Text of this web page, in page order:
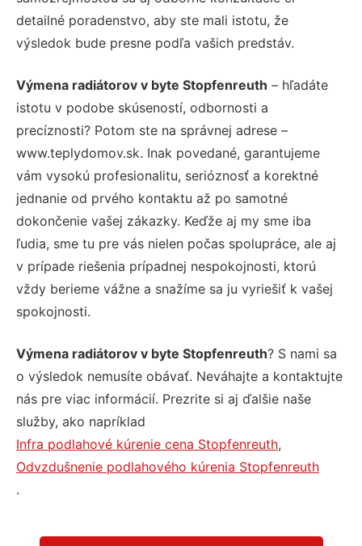
detailné poradenstvo, aby ste mali istotu, že
výsledok bude presne podľa vašich predstáv.
Výmena radiátorov v byte Stopfenreuth – hľadáte
istotu v podobe skúseností, odbornosti a
precíznosti? Potom ste na správnej adrese –
www.teplydomov.sk. Inak povedané, garantujeme
vám vysokú profesionalitu, serióznosť a korektné
jednanie od prvého kontaktu až po samotné
dokončenie vašej zákazky. Keďže aj my sme iba
ľudia, sme tu pre vás nielen počas spolupráce, ale aj
v prípade riešenia prípadnej nespokojnosti, ktorú
vždy berieme vážne a snažíme sa ju vyriešiť k vašej
spokojnosti.
Výmena radiátorov v byte Stopfenreuth? S nami sa
o výsledok nemusíte obávať. Neváhajte a kontaktujte
nás pre viac informácií. Prezrite si aj ďalšie naše
služby, ako napríklad
Infra podlahové kúrenie cena Stopfenreuth,
Odvzdušnenie podlahového kúrenia Stopfenreuth
.